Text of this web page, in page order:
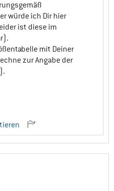
würde ich Dir hier
ist diese im
mit Deiner
zur Angabe der